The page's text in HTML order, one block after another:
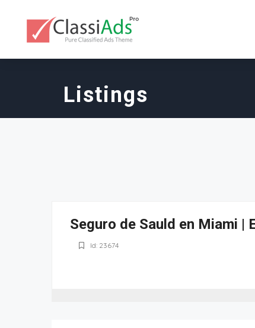
Listings
Seguro de Sauld en Miami |
Id: 23674